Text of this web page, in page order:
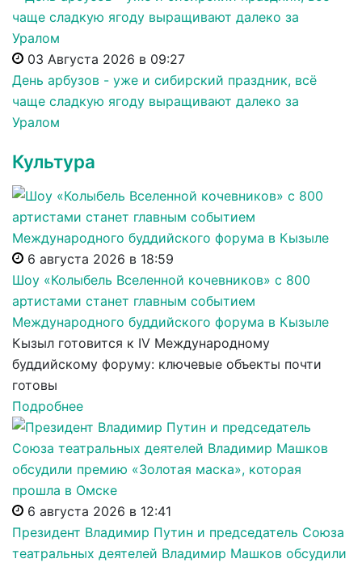
03 Августа 2026 в 09:27
День арбузов - уже и сибирский праздник, всё
чаще сладкую ягоду выращивают далеко за
Уралом
Культура
6 августа 2026 в 18:59
Шоу «Колыбель Вселенной кочевников» с 800
артистами станет главным событием
Международного буддийского форума в Кызыле
Кызыл готовится к IV Международному
буддийскому форуму: ключевые объекты почти
готовы
Подробнее
6 августа 2026 в 12:41
Президент Владимир Путин и председатель Союза
театральных деятелей Владимир Машков обсудили